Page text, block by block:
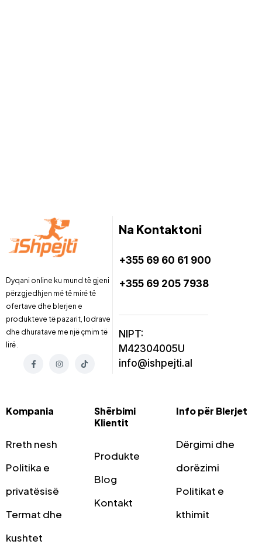
Dyqani online ku mund të gjeni
përzgjedhjen më të mirë të
ofertave dhe blerjen e
produkteve të pazarit, lodrave
dhe dhuratave me një çmim të
lirë .
Na Kontaktoni
+355 69 60 61 900
+355 69 205 7938
NIPT:
M42304005U
info@ishpejti.al
Kompania
Rreth nesh
Politika e
privatësisë
Termat dhe
kushtet
Shërbimi
Klientit
Produkte
Blog
Kontakt
Info për Blerjet
Dërgimi dhe
dorëzimi
Politikat e
kthimit